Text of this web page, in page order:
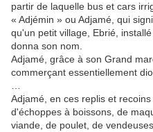
partir de laquelle bus et cars
« Adjémin » ou Adjamé, qui
qu'un petit village, Ebrié,
donna son nom.
Adjamé, grâce à son Grand
commerçant essentiellement
Adjamé, en ces replis et
d'échoppes à boissons, de
viande, de poulet, de